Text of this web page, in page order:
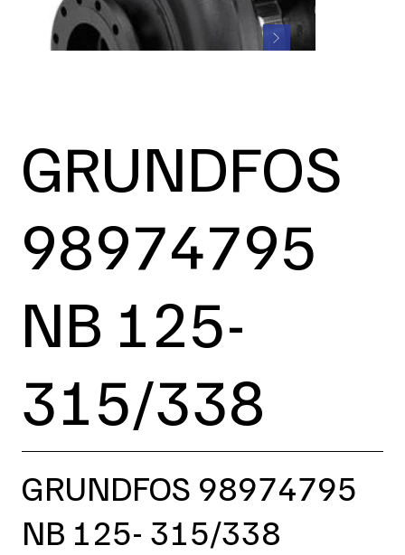
GRUNDFOS
98974795
NB 125-
315/338
GRUNDFOS 98974795
NB 125- 315/338